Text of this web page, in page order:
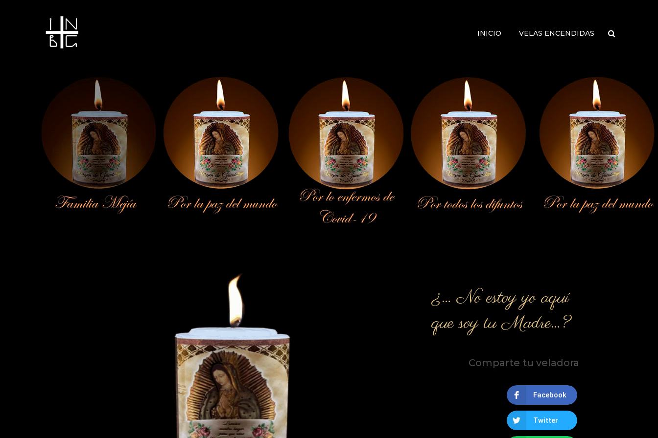
INICIO VELAS ENCENDIDAS
Vela encendida
¿… No estoy yo aquí
que soy tu Madre…?
Comparte tu veladora
Facebook
Twitter